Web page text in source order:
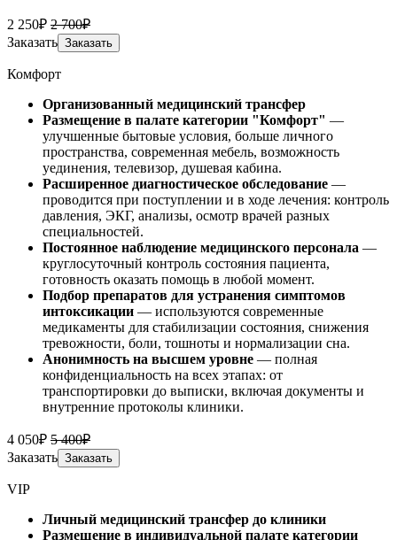
2 250₽ 2 700₽
Заказать Заказать
Комфорт
Организованный медицинский трансфер
Размещение в палате категории "Комфорт" —
улучшенные бытовые условия, больше личного
пространства, современная мебель, возможность
уединения, телевизор, душевая кабина.
Расширенное диагностическое обследование —
проводится при поступлении и в ходе лечения: контроль
давления, ЭКГ, анализы, осмотр врачей разных
специальностей.
Постоянное наблюдение медицинского персонала —
круглосуточный контроль состояния пациента,
готовность оказать помощь в любой момент.
Подбор препаратов для устранения симптомов
интоксикации — используются современные
медикаменты для стабилизации состояния, снижения
тревожности, боли, тошноты и нормализации сна.
Анонимность на высшем уровне — полная
конфиденциальность на всех этапах: от
транспортировки до выписки, включая документы и
внутренние протоколы клиники.
4 050₽ 5 400₽
Заказать Заказать
VIP
Личный медицинский трансфер до клиники
Размещение в индивидуальной палате категории